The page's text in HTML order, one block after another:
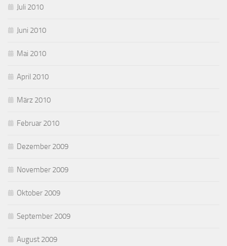
Juli 2010
Juni 2010
Mai 2010
April 2010
März 2010
Februar 2010
Dezember 2009
November 2009
Oktober 2009
September 2009
August 2009